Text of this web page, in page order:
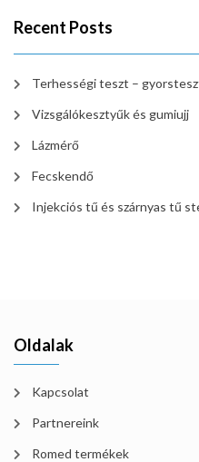
Recent Posts
Terhességi teszt –
Vizsgálókesztyűk és gumiujj
Lázmérő
Fecskendő
Injekciós tű és szárnyas tű
Oldalak
Kapcsolat
Partnereink
Romed termékek